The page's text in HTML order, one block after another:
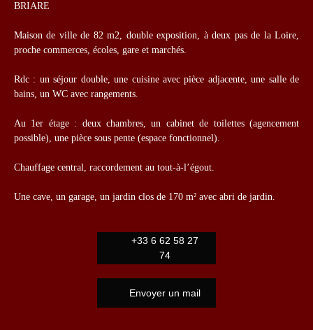
BRIARE
Maison de ville de 82 m2, double exposition, à deux pas de la Loire,
proche commerces, écoles, gare et marchés.
Rdc : un séjour double, une cuisine avec pièce adjacente, une salle de
bains, un WC avec rangements.
Au 1er étage : deux chambres, un cabinet de toilettes (agencement
possible), une pièce sous pente (espace fonctionnel).
Chauffage central, raccordement au tout-à-l’égout.
Une cave, un garage, un jardin clos de 170 m² avec abri de jardin.
+33 6 62 58 27
74
Envoyer un mail